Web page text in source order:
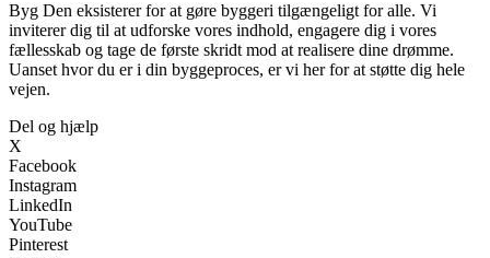
Byg Den eksisterer for at gøre byggeri tilgængeligt for alle. Vi
inviterer dig til at udforske vores indhold, engagere dig i vores
fællesskab og tage de første skridt mod at realisere dine drømme.
Uanset hvor du er i din byggeproces, er vi her for at støtte dig hele
vejen.
Del og hjælp
X
Facebook
Instagram
LinkedIn
YouTube
Pinterest